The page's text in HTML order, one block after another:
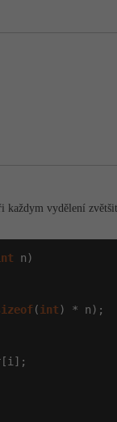
každym vydělení
n)
(int) * n);